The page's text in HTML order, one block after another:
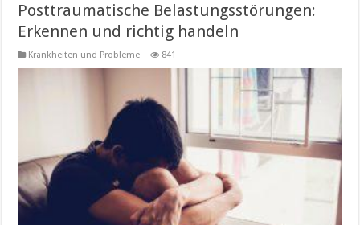
Posttraumatische Belastungsstörungen:
Erkennen und richtig handeln
Krankheiten und Probleme 841